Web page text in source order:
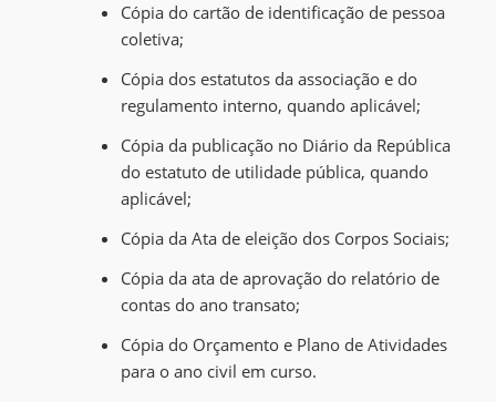
Cópia do cartão de identificação de pessoa
coletiva;
Cópia dos estatutos da associação e do
regulamento interno, quando aplicável;
Cópia da publicação no Diário da República
do estatuto de utilidade pública, quando
aplicável;
Cópia da Ata de eleição dos Corpos Sociais;
Cópia da ata de aprovação do relatório de
contas do ano transato;
Cópia do Orçamento e Plano de Atividades
para o ano civil em curso.